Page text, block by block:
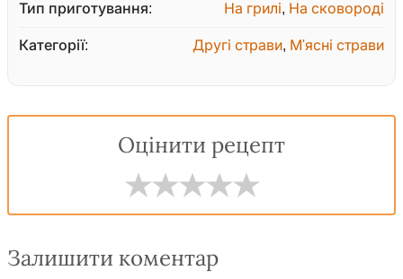
Тип приготування: На грилі, На сковороді
Категорії: Другі страви, М'ясні страви
Оцінити рецепт
Залишити коментар